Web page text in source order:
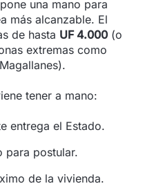
una mano para
más alcanzable. El
de hasta UF 4.000 (o
extremas como
tener a mano:
entrega el Estado.
para postular.
de la vivienda.